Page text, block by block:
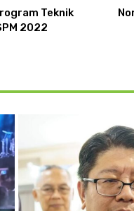
Teknik
2022